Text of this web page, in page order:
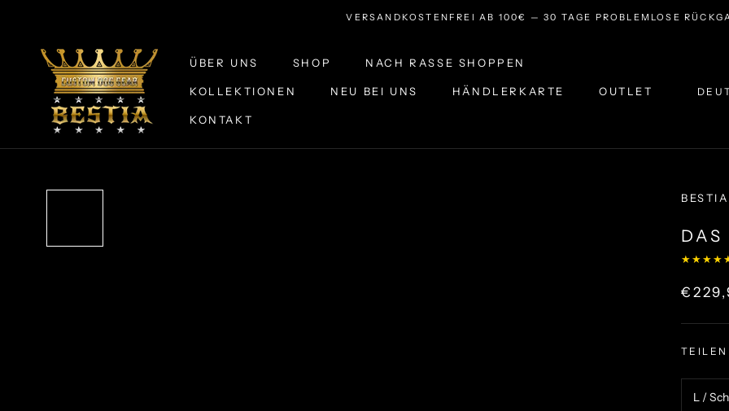
springen
VERSANDKOSTENFREI AB 100€ — 30 TAGE PROBLEMLOSE
ÜBER UNS SHOP NACH RASSE SHOPPEN
KOLLEKTIONEN NEU BEI UNS HÄNDLERKARTE OUTLET
KONTAKT
BESTIA
DAS
TEILEN